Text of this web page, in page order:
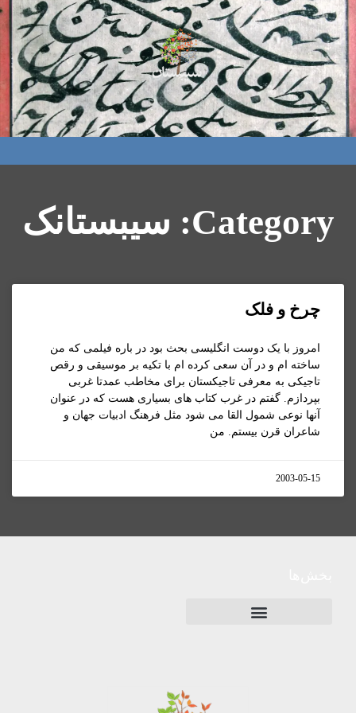
Category: سیبستانک
چرخ و فلک
امروز با يک دوست انگليسی بحث بود در باره فيلمی که من
ساخته ام و در آن سعی کرده ام با تکيه بر موسيقی و رقص
تاجيکی به معرفی تاجيکستان برای مخاطب عمدتا غربی
بپردازم. گفتم در غرب کتاب های بسياری هست که در عنوان
آنها نوعی شمول القا می شود مثل فرهنگ ادبيات جهان و
شاعران قرن بيستم. من
2003-05-15